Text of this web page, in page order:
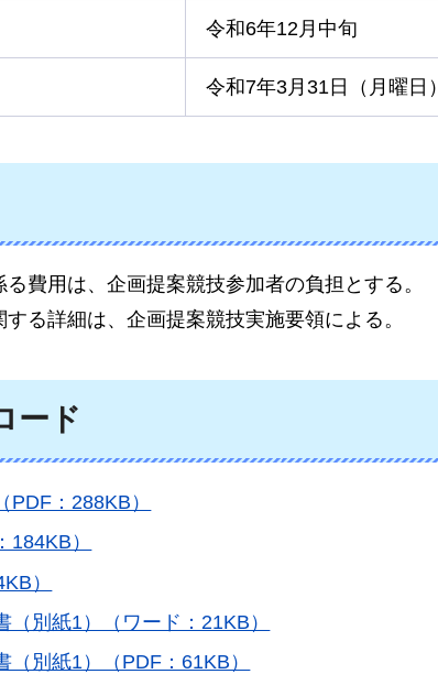
令和6年12月中旬
令和7年3月31日（月曜日）
費用は、企画提案競技参加者の負担とする。
る詳細は、企画提案競技実施要領による。
ード
：288KB）
）
）
別紙1）（ワード：21KB）
別紙1）（PDF：61KB）